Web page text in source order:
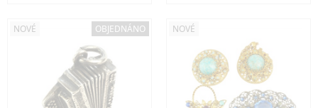
NOVÉ OBJEDNÁNO NOVÉ